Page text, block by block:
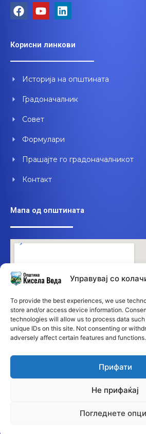
Управувај со
To provide the best experiences, we use
store and/or access device information.
technologies will allow us to process data
unique IDs on this site. Not consenting or
adversely affect certain features and functions.
Прифати
Не прифаќај
Погледнете
F
a
b
o
k
Y
o
u
b
L
i
e
d
n
Корисни линкови
Историја на општината
Градоначалник
Совет
Формулари
Прашајте го градоначалникот
Контакт
Мапа од општината